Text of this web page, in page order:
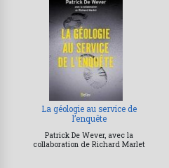
La géologie au service de
l’enquête
Patrick De Wever, avec la
collaboration de Richard Marlet